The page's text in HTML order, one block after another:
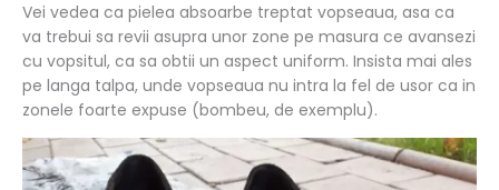
Vei vedea ca pielea absoarbe treptat vopseaua, asa ca
va trebui sa revii asupra unor zone pe masura ce avansezi
cu vopsitul, ca sa obtii un aspect uniform. Insista mai ales
pe langa talpa, unde vopseaua nu intra la fel de usor ca in
zonele foarte expuse (bombeu, de exemplu).